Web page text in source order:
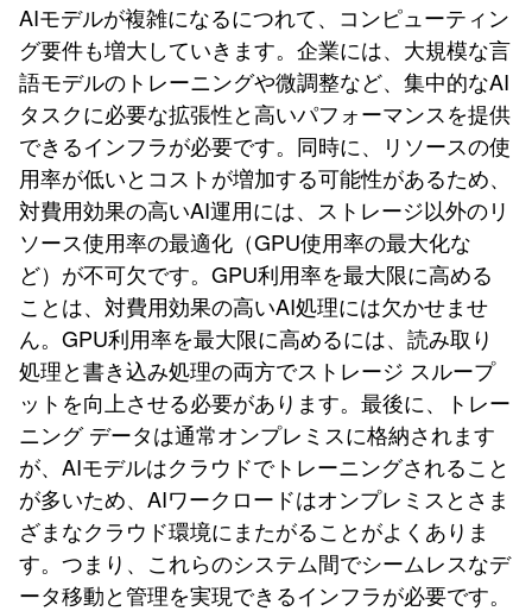
AIモデルが複雑になるにつれて、コンピューティン
グ要件も増大していきます。企業には、大規模な言
語モデルのトレーニングや微調整など、集中的なAI
タスクに必要な拡張性と高いパフォーマンスを提供
できるインフラが必要です。同時に、リソースの使
用率が低いとコストが増加する可能性があるため、
対費用効果の高いAI運用には、ストレージ以外のリ
ソース使用率の最適化（GPU使用率の最大化な
ど）が不可欠です。GPU利用率を最大限に高める
ことは、対費用効果の高いAI処理には欠かせませ
ん。GPU利用率を最大限に高めるには、読み取り
処理と書き込み処理の両方でストレージ スループ
ットを向上させる必要があります。最後に、トレー
ニング データは通常オンプレミスに格納されます
が、AIモデルはクラウドでトレーニングされること
が多いため、AIワークロードはオンプレミスとさま
ざまなクラウド環境にまたがることがよくありま
す。つまり、これらのシステム間でシームレスなデ
ータ移動と管理を実現できるインフラが必要です。